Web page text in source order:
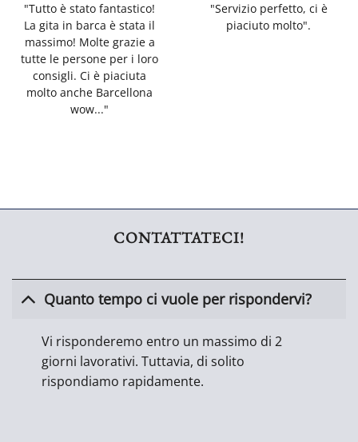
"Tutto è stato fantastico!
La gita in barca è stata il
massimo! Molte grazie a
tutte le persone per i loro
consigli. Ci è piaciuta
molto anche Barcellona
wow..."
"Servizio perfetto, ci è
piaciuto molto".
CONTATTATECI!
Quanto tempo ci vuole per rispondervi?
Vi risponderemo entro un massimo di 2
giorni lavorativi. Tuttavia, di solito
rispondiamo rapidamente.